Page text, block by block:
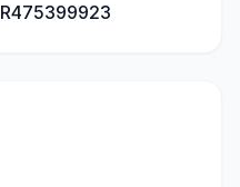
R475399923